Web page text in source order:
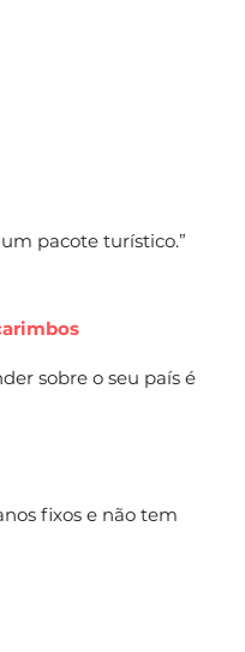
pacote turístico.”
sobre o seu país é
fixos e não tem